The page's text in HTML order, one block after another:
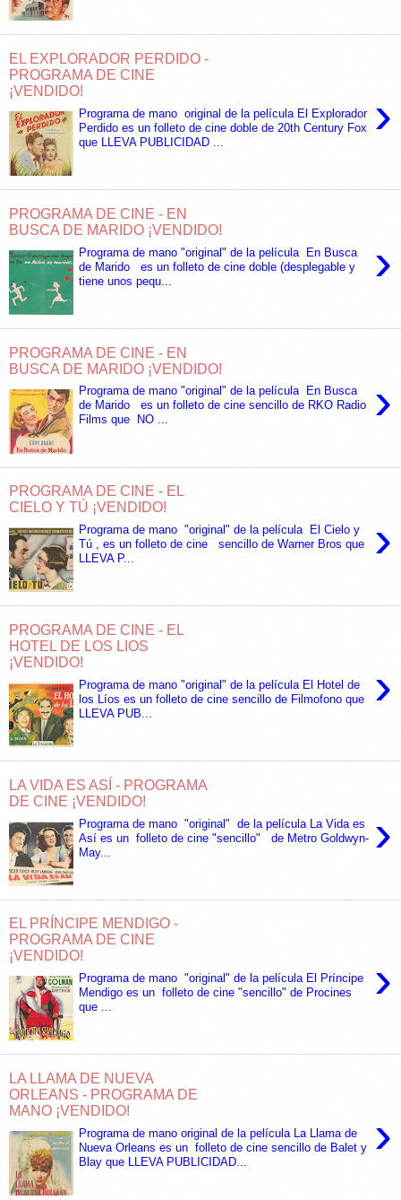
EL EXPLORADOR PERDIDO -
PROGRAMA DE CINE
¡VENDIDO!
›
Programa de mano original de la película El Explorador
Perdido es un folleto de cine doble de 20th Century Fox
que LLEVA PUBLICIDAD ...
PROGRAMA DE CINE - EN
BUSCA DE MARIDO ¡VENDIDO!
›
Programa de mano "original" de la película En Busca
de Marido es un folleto de cine doble (desplegable y
tiene unos pequ...
PROGRAMA DE CINE - EN
BUSCA DE MARIDO ¡VENDIDO!
›
Programa de mano "original" de la película En Busca
de Marido es un folleto de cine sencillo de RKO Radio
Films que NO ...
PROGRAMA DE CINE - EL
CIELO Y TÚ ¡VENDIDO!
›
Programa de mano "original" de la película El Cielo y
Tú , es un folleto de cine sencillo de Warner Bros que
LLEVA P...
PROGRAMA DE CINE - EL
HOTEL DE LOS LIOS
¡VENDIDO!
›
Programa de mano "original" de la película El Hotel de
los Líos es un folleto de cine sencillo de Filmofono que
LLEVA PUB...
LA VIDA ES ASÍ - PROGRAMA
DE CINE ¡VENDIDO!
›
Programa de mano "original" de la película La Vida es
Así es un folleto de cine "sencillo" de Metro Goldwyn-
May...
EL PRÍNCIPE MENDIGO -
PROGRAMA DE CINE
¡VENDIDO!
›
Programa de mano "original" de la película El Príncipe
Mendigo es un folleto de cine "sencillo" de Procines
que ...
LA LLAMA DE NUEVA
ORLEANS - PROGRAMA DE
MANO ¡VENDIDO!
›
Programa de mano original de la película La Llama de
Nueva Orleans es un folleto de cine sencillo de Balet y
Blay que LLEVA PUBLICIDAD...